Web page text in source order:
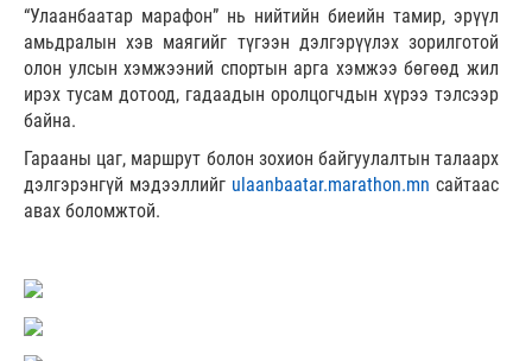
“Улаанбаатар марафон” нь нийтийн биеийн тамир, эрүүл
амьдралын хэв маягийг түгээн дэлгэрүүлэх зорилготой
олон улсын хэмжээний спортын арга хэмжээ бөгөөд жил
ирэх тусам дотоод, гадаадын оролцогчдын хүрээ тэлсээр
байна.
Гарааны цаг, маршрут болон зохион байгуулалтын талаарх
дэлгэрэнгүй мэдээллийг ulaanbaatar.marathon.mn сайтаас
авах боломжтой.